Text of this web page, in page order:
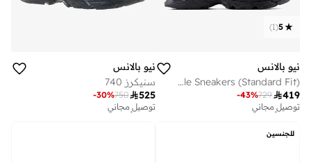
5
(
1
)
نيو بالانس
Unisex 740 Lifestyle Sneakers (Standard Fit)
419
729
-43%
توصيل مجاني
تم بيع أكثر من 30 مؤخرا
توصيل مجاني
تم بيع أكثر من 30 مؤخرا
نيو بالانس
سنيكرز 740
525
750
-30%
توصيل مجاني
تم بيع أكثر من 10 مؤخرا
للجنسين